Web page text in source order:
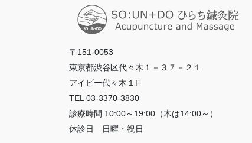
〒151-0053
東京都渋谷区代々木１－３７－２１
アイビー代々木１F
TEL 03-3370-3830
診療時間 10:00～19:00（木は14:00～）
休診日 日曜・祝日